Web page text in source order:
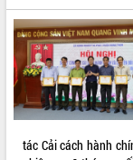
VIDEOtác Cải cách hành